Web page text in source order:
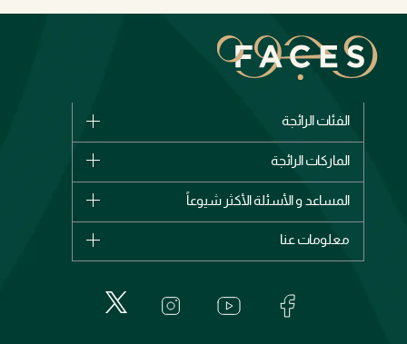
الفئات الرائجة
الأكثر مبيعاً
اشترِ بطاقة هدية
الماركات الرائجة
بربري
إيف سان لوران
المساعد و الأسئلة الأكثر شيوعاً
معلومات عنا
خدمات المعارض